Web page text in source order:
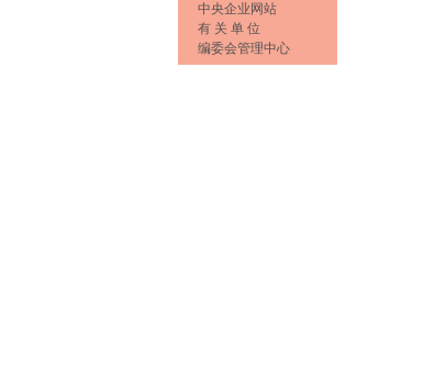
中央企业网站
有 关 单 位
编委会管理中心